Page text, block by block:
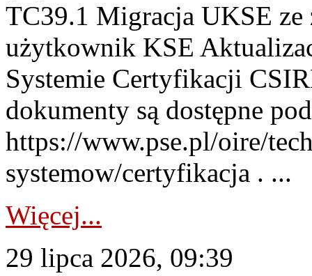
TC39.1 Migracja UKSE
użytkownik KSE
Systemie Certyfikacji
dokumenty są dostępne
https://www.pse.pl/oire/
systemow/certyfikacja . ...
Więcej...
29 lipca 2026, 09:39